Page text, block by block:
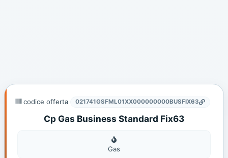
codice offerta 021741GSFML01XX000000000BUSFIX63
Cp Gas Business Standard Fix63
Gas
Gas